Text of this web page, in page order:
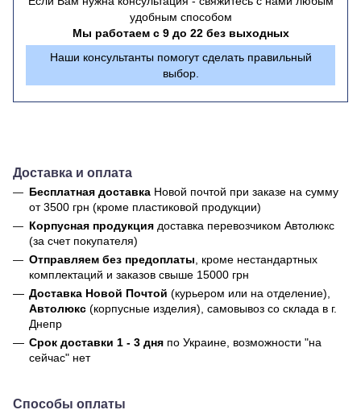
удобным способом
Мы работаем с 9 до 22 без выходных
Наши консультанты помогут сделать правильный
выбор.
Доставка и оплата
Бесплатная доставка Новой почтой при заказе на сумму
от 3500 грн (кроме пластиковой продукции)
Корпусная продукция доставка перевозчиком Автолюкс
(за счет покупателя)
Отправляем без предоплаты , кроме нестандартных
комплектаций и заказов свыше 15000 грн
Доставка Новой Почтой (курьером или на отделение),
Автолюкс (корпусные изделия), самовывоз со склада в г.
Днепр
Срок доставки 1 - 3 дня по Украине, возможности "на
сейчас" нет
Способы оплаты